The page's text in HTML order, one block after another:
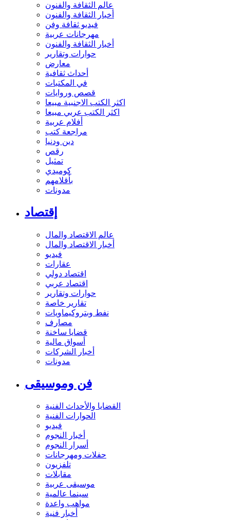
عالم الثقافة والفنون
أخبار الثقافة والفنون
فيديو ثقافة وفن
مهرجانات عربية
أخبار الثقافة والفنون
حوارات وتقارير
معارض
أحداث ثقافية
في المكتبات
قصص وروايات
اكثر الكتب الاجنبية مبيعا
اكثر الكتب عربي مبيعا
أفلام عربية
مراجعة كتب
دين ودنيا
رقص
تمثيل
كوميدي
بأقلامهم
مدونات
إقتصاد
عالم الاقتصاد والمال
أخبار الاقتصاد والمال
فيديو
عقارات
اقتصاد دولي
اقتصاد عربي
حوارات وتقارير
تقارير خاصة
نفط وبتروكيماويات
مصارف
قضايا ساخنة
أسواق مالية
أخبار الشركات
مدونات
فن وموسيقى
القضايا والأحداث الفنية
الحوارات الفنية
فيديو
أخبار النجوم
أسرار النجوم
حفلات ومهرجانات
تلفزيون
مقابلات
موسيقى عربية
سينما عالمية
مواهب واعدة
أخبار فنية